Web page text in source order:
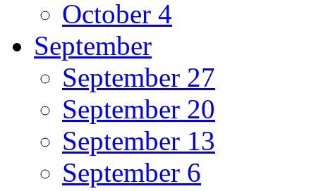
October 4
September
September 27
September 20
September 13
September 6